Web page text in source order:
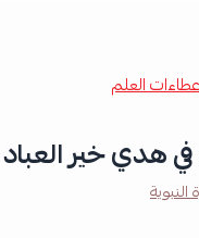
العلم
هدي خير العباد 7/1
النبوية